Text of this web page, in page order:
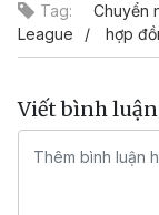
Tag: Chuyển
League
hợp
Viết bình luận